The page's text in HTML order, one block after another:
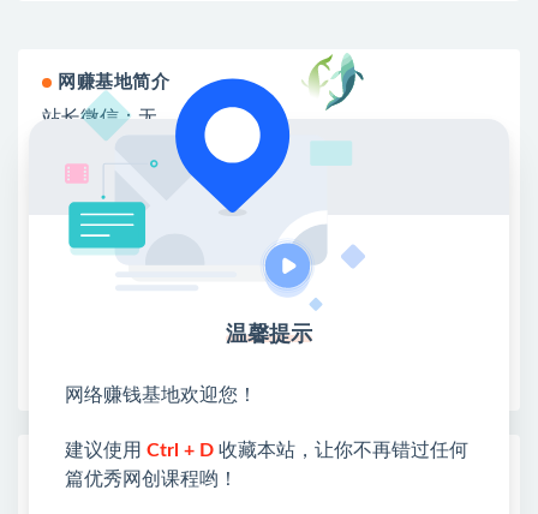
网赚基地简介
站长微信：无
❤本站：本站整合多方资源站，主要面向互联网创业
类&副业类，资源丰富 物超所值。
❤能助您：找项目 + 低成本创业 + 减少信息差 + 见识
各种项目 + 提升网创认知。
❤本站为众多团队提供了重要价值，也为众多创业者
❤如果您也依存于互联网，欢迎加入本站会员，将尽
热门课程展示
温馨提示
网络赚钱基地欢迎您！
建议使用 Ctrl + D 收藏本站，让你不再错过任何
篇优秀网创课程哟！